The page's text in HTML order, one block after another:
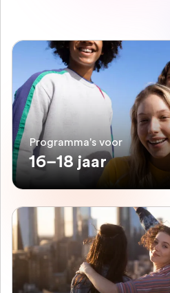
Programma's voor
16–18 jaar